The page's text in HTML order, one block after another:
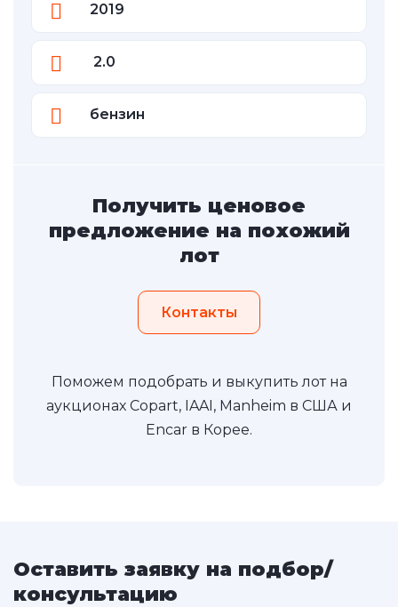
2019
2.0
бензин
Получить ценовое
предложение на похожий
лот
Контакты
Поможем подобрать и выкупить лот на
аукционах Copart, IAAI, Manheim в США и
Encar в Корее.
Оставить заявку на подбор/
консультацию